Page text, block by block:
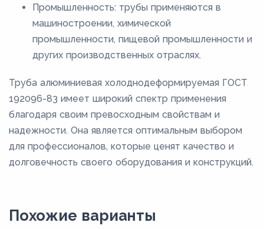
Промышленность: трубы применяются в
машиностроении, химической
промышленности, пищевой промышленности и
других производственных отраслях.
Труба алюминиевая холоднодеформируемая ГОСТ
192096-83 имеет широкий спектр применения
благодаря своим превосходным свойствам и
надежности. Она является оптимальным выбором
для профессионалов, которые ценят качество и
долговечность своего оборудования и конструкций.
Похожие варианты